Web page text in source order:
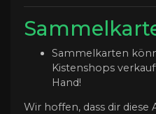
Sammelkarten
Kistenshops
Hand!
Wir hoffen, dass dir diese